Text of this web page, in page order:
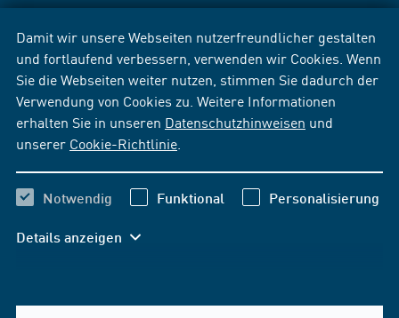
Damit wir unsere Webseiten nutzerfreundlicher gestalten
und fortlaufend verbessern, verwenden wir Cookies. Wenn
Sie die Webseiten weiter nutzen, stimmen Sie dadurch der
Verwendung von Cookies zu. Weitere Informationen
erhalten Sie in unseren Datenschutzhinweisen und
unserer Cookie-Richtlinie
Notwendig Funktional Personalisierung
Details anzeigen